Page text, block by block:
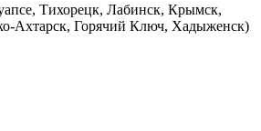
Тихорецк, Лабинск, Крымск,
Ахтарск, Горячий Ключ, Хадыженск)